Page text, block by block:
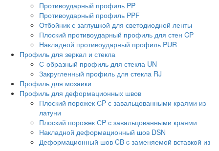
Противоударный профиль PP
Противоударный профиль PPF
Отбойник с заглушкой для светодиодной ленты
Плоский противоударный профиль для стен CP
Накладной противоударный профиль PUR
Профиль для зеркал и стекла
С-образный профиль для стекла UN
Закругленный профиль для стекла RJ
Профиль для мозаики
Профиль для деформационных швов
Плоский порожек СP с завальцованными краями из
латуни
Плоский порожек СP с завальцованными краями
Накладной деформационный шов DSN
Деформационный шов CB c заменяемой вставкой из